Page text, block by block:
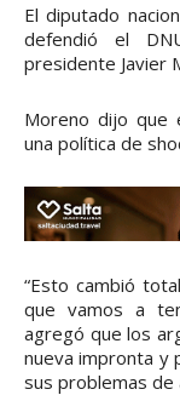
El diputado
defendió el
presidente Javier
Moreno dijo que
una política de
“Esto cambió
que vamos a
agregó que los
nueva impronta y
sus problemas de